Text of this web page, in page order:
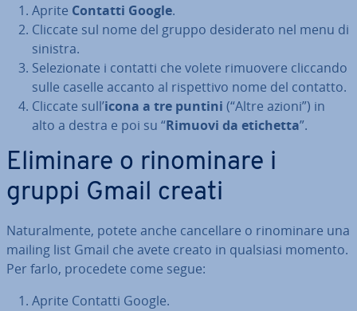
Aprite Contatti Google.
Cliccate sul nome del gruppo de­si­de­ra­to nel menu di
sinistra.
Se­le­zio­na­te i contatti che volete rimuovere cliccando
sulle caselle accanto al ri­spet­ti­vo nome del contatto.
Cliccate sull’icona a tre puntini (“Altre azioni”) in
alto a destra e poi su “Rimuovi da etichetta”.
Eliminare o ri­no­mi­na­re i
gruppi Gmail creati
Na­tu­ral­men­te, potete anche can­cel­la­re o ri­no­mi­na­re una
mailing list Gmail che avete creato in qualsiasi momento.
Per farlo, procedete come segue:
Aprite Contatti Google.